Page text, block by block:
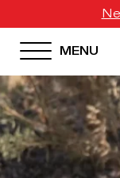
HOTEL MENU
Domes
MENU